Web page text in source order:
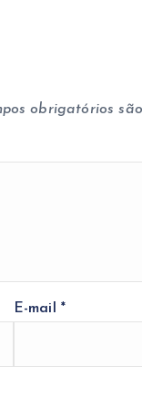
obrigatórios
E-mail *